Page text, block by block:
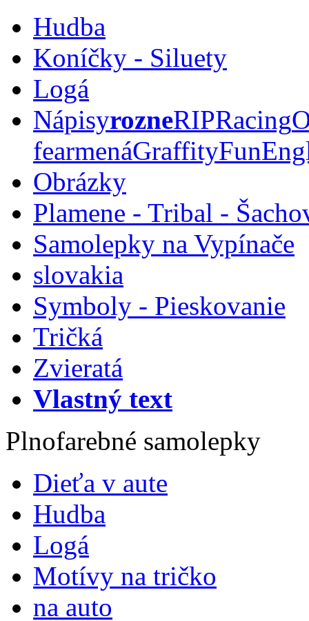
Hudba
Koníčky - Siluety
Logá
NápisyrozneRIPRacing
fearmenáGraffityFun
Obrázky
Plamene - Tribal -
Samolepky na Vypínače
slovakia
Symboly - Pieskovanie
Tričká
Zvieratá
Vlastný text
Plnofarebné samolepky
Dieťa v aute
Hudba
Logá
Motívy na tričko
na auto